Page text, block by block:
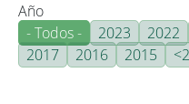
Año
- Todos -
2023 2022
2017
2016 2015